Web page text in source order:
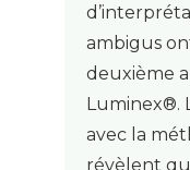
ambigus
deuxième
Luminex®.
avec la
révèlent